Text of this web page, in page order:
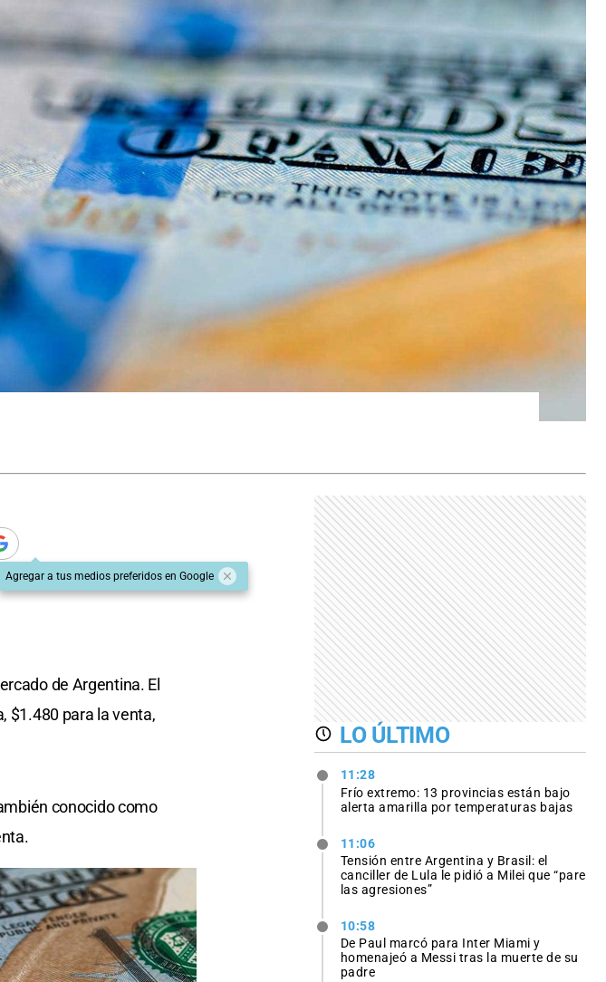
Agregar a tus medios preferidos en Google
de Argentina. El
$1.480 para la venta,
conocido como
LO ÚLTIMO
11:28
Frío extremo: 13 provincias están bajo
alerta amarilla por temperaturas bajas
11:06
Tensión entre Argentina y Brasil: el
canciller de Lula le pidió a Milei que “pare
las agresiones”
10:58
De Paul marcó para Inter Miami y
homenajeó a Messi tras la muerte de su
padre